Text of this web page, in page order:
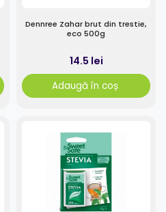
Dennree Zahar brut din trestie,
eco 500g
14.5 lei
Adaugă în coș